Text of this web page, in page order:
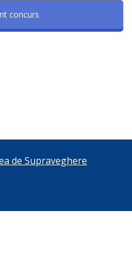
concurs
de Supraveghere